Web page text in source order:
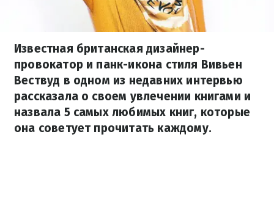
Известная британская дизайнер-
провокатор и панк-икона стиля Вивьен
Вествуд в одном из недавних интервью
рассказала о своем увлечении книгами и
назвала 5 самых любимых книг, которые
она советует прочитать каждому.